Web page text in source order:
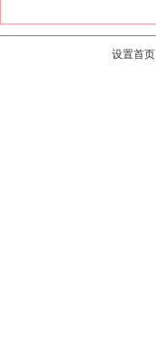
设置首页